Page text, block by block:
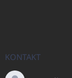
KONTAKT